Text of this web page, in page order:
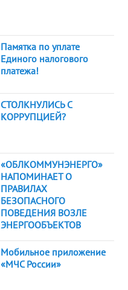
Памятка по уплате
Единого налогового
платежа!
СТОЛКНУЛИСЬ С
КОРРУПЦИЕЙ?
«ОБЛКОММУНЭНЕРГО»
НАПОМИНАЕТ О
ПРАВИЛАХ
БЕЗОПАСНОГО
ПОВЕДЕНИЯ ВОЗЛЕ
ЭНЕРГООБЪЕКТОВ
Мобильное приложение
«МЧС России»